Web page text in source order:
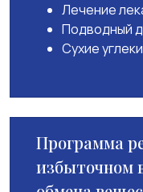
Лечение
Подводный
Сухие
Программа
избыточном